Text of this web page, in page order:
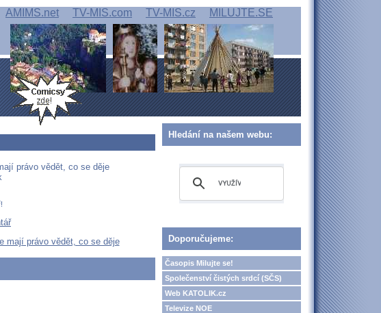
AMIMS.net TV-MIS.com TV-MIS.cz MILUJTE.SE
právo vědět, co se děje
mají právo vědět, co se děje
Hledání na našem webu:
Doporučujeme:
Časopis Milujte se!
Společenství čistých srdcí (SČS)
Web KATOLIK.cz
Televize NOE